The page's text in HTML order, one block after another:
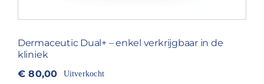
Dermaceutic Dual+ – enkel verkrijgbaar in de
kliniek
€ 80,00 Uitverkocht